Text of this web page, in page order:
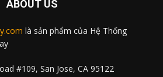
ABOUT US
là sản phẩm của Hệ Thống
#109, San Jose, CA 95122